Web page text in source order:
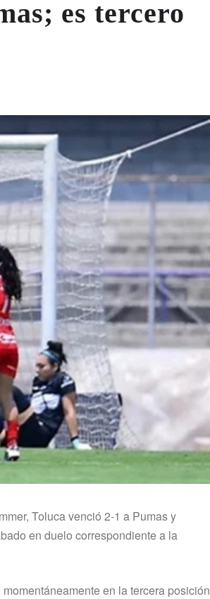
es tercero
Toluca venció 2-1 a Pumas y
en duelo correspondiente a la
en la tercera posición